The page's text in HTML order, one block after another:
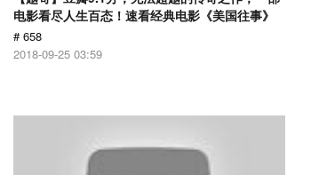
电影看尽人生百态！速看经典电影《美国往事》
# 658
2018-09-25 03:59